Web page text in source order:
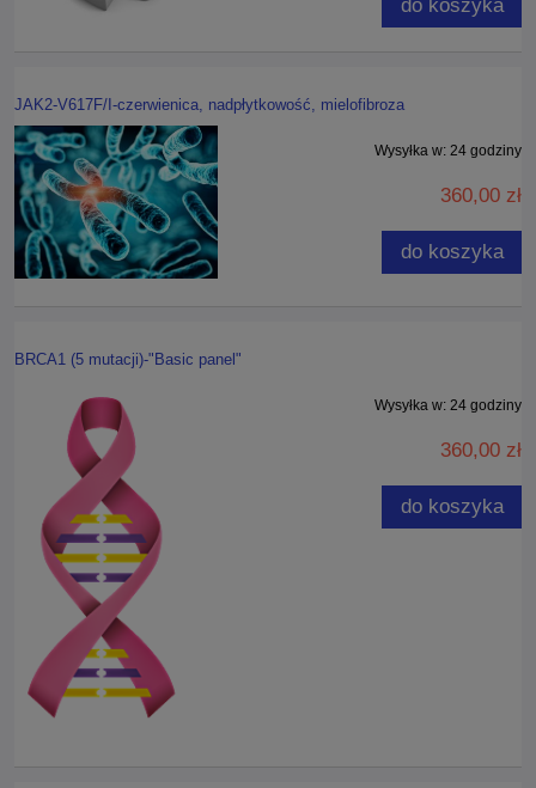
do koszyka
JAK2-V617F/I-czerwienica, nadpłytkowość, mielofibroza
Wysyłka w: 24 godziny
360,00 zł
do koszyka
BRCA1 (5 mutacji)-"Basic panel"
Wysyłka w: 24 godziny
360,00 zł
do koszyka